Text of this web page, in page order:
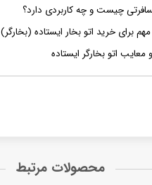
چیست و چه کاربردی دارد؟
برای خرید اتو بخار ایستاده (بخارگر)
معایب اتو بخارگر ایستاده
محصولات مرتبط